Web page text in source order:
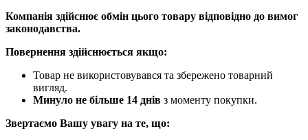
Компанія здійснює обмін цього товару відповідно до вимог
законодавства.
Повернення здійснюється якщо:
Товар не використовувався та збережено товарний
вигляд.
Минуло не більше 14 днів з моменту покупки.
Звертаємо Вашу увагу на те, що: